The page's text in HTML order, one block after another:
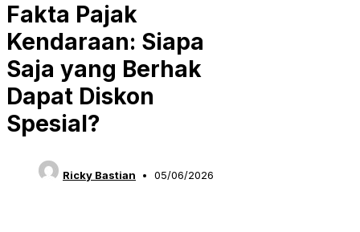
Fakta Pajak
Kendaraan: Siapa
Saja yang Berhak
Dapat Diskon
Spesial?
Ricky Bastian 05/06/2026